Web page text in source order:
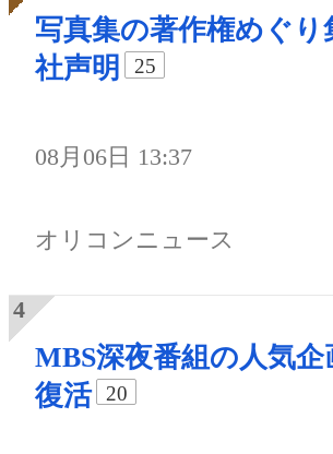
写真集の著作権めぐり
社声明
25
08月06日 13:37
オリコンニュース
MBS深夜番組の人気企
復活
20